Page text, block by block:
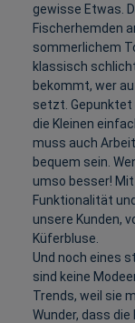
gewisse Etwas.
Fischerhemden
sommerlichem
klassisch
bekommt, wer
setzt. Gepunktet
die Kleinen
muss auch
bequem sein.
umso besser!
Funktionalität
unsere Kunden,
Küferbluse.
Und noch eines
sind keine
Trends, weil sie
Wunder, dass